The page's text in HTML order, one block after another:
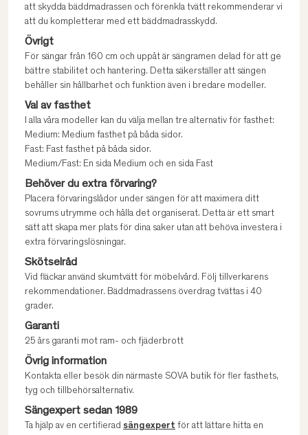
att skydda bäddmadrassen och förenkla tvätt rekommenderar vi
att du kompletterar med ett bäddmadrasskydd.
Övrigt
För sängar från 160 cm och uppåt är sängramen delad för att ge
bättre stabilitet och hantering. Detta säkerställer att sängen
behåller sin hållbarhet och funktion även i bredare modeller.
Val av fasthet
I alla våra modeller kan du välja mellan tre alternativ för fasthet:
Medium: Medium fasthet på båda sidor.
Fast: Fast fasthet på båda sidor.
Medium/Fast: En sida Medium och en sida Fast
Behöver du extra förvaring?
Placera förvaringslådor under sängen för att maximera ditt
sovrums utrymme och hålla det organiserat. Detta är ett smart
sätt att skapa mer plats för dina saker utan att behöva investera i
extra förvaringslösningar.
Skötselråd
Vid fläckar använd skumtvätt för möbelvård. Följ tillverkarens
rekommendationer. Bäddmadrassens överdrag tvättas i 40
grader.
Garanti
25 års garanti mot ram- och fjäderbrott
Övrig information
Kontakta eller besök din närmaste SOVA butik för fler fasthets,
tyg och tillbehörsalternativ.
Sängexpert sedan 1989
Ta hjälp av en certifierad sängexpert för att lättare hitta en